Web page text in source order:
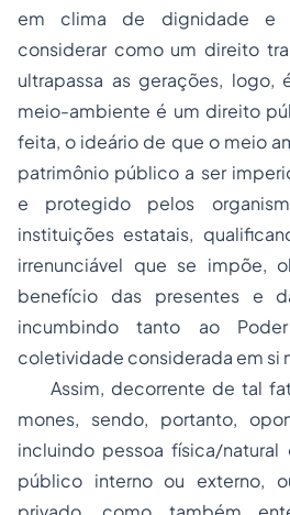
em clima de dignidade e
considerar como um direito
ultrapassa as gerações, logo,
meio-ambiente é um direito
feita, o ideário de que o meio
patrimônio público a ser
e protegido pelos
instituições estatais,
irrenunciável que se impõe,
benefício das presentes e
incumbindo tanto ao
coletividade considerada em si
Assim, decorrente de tal
mones, sendo, portanto,
incluindo pessoa física/
público interno ou externo,